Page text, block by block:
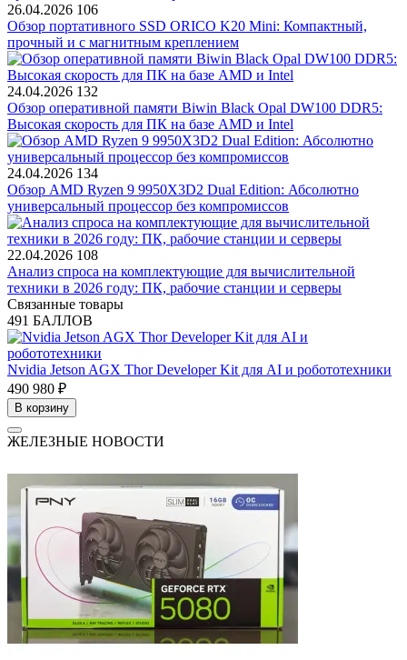
26.04.2026 106
Обзор портативного SSD ORICO K20 Mini: Компактный,
прочный и с магнитным креплением
24.04.2026 132
Обзор оперативной памяти Biwin Black Opal DW100 DDR5:
Высокая скорость для ПК на базе AMD и Intel
24.04.2026 134
Обзор AMD Ryzen 9 9950X3D2 Dual Edition: Абсолютно
универсальный процессор без компромиссов
22.04.2026 108
Анализ спроса на комплектующие для вычислительной
техники в 2026 году: ПК, рабочие станции и серверы
Связанные товары
491 БАЛЛОВ
Nvidia Jetson AGX Thor Developer Kit для AI и робототехники
490 980 ₽
В корзину
ЖЕЛЕЗНЫЕ НОВОСТИ